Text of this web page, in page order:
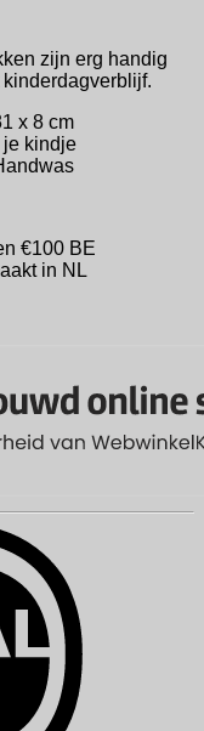
zijn erg handig
x 8 cm
je kindje
€100 BE
in NL